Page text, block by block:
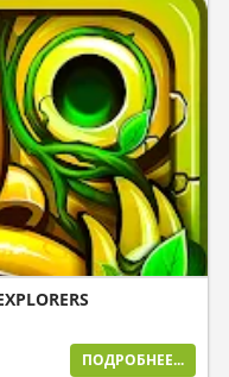
ПОДРОБНЕЕ...